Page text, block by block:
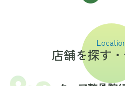
店舗を探す